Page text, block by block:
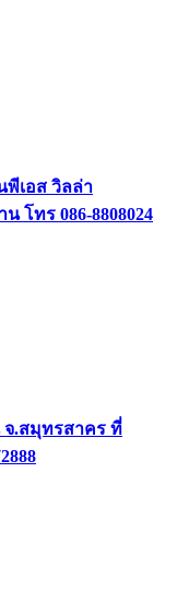
พีเอส วิลล่า
โทร 086-8808024
.สมุทรสาคร ที่